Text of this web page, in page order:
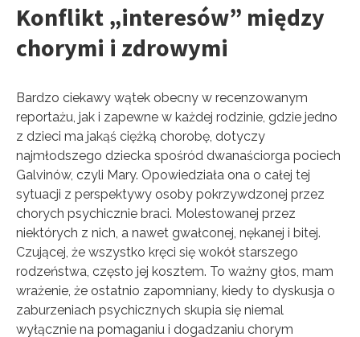
Konflikt „interesów” między
chorymi i zdrowymi
Bardzo ciekawy wątek obecny w recenzowanym
reportażu, jak i zapewne w każdej rodzinie, gdzie jedno
z dzieci ma jakąś ciężką chorobę, dotyczy
najmłodszego dziecka spośród dwanaściorga pociech
Galvinów, czyli Mary. Opowiedziała ona o całej tej
sytuacji z perspektywy osoby pokrzywdzonej przez
chorych psychicznie braci. Molestowanej przez
niektórych z nich, a nawet gwałconej, nękanej i bitej.
Czującej, że wszystko kręci się wokół starszego
rodzeństwa, często jej kosztem. To ważny głos, mam
wrażenie, że ostatnio zapomniany, kiedy to dyskusja o
zaburzeniach psychicznych skupia się niemal
wyłącznie na pomaganiu i dogadzaniu chorym